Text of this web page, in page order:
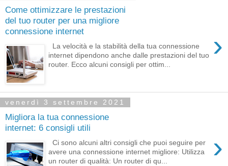
Come ottimizzare le prestazioni
del tuo router per una migliore
connessione internet
›
La velocità e la stabilità della tua connessione
internet dipendono anche dalle prestazioni del tuo
router. Ecco alcuni consigli per ottim...
venerdì 3 settembre 2021
Migliora la tua connessione
internet: 6 consigli utili
›
Ci sono alcuni altri consigli che puoi seguire per
avere una connessione internet migliore: Utilizza
un router di qualità: Un router di qu...